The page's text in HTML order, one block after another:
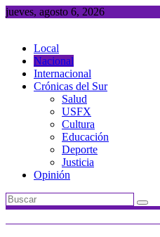
Saltar
jueves, agosto 6, 2026
Local
Nacional
Internacional
Crónicas del Sur
Salud
USFX
Cultura
Educación
Deporte
Justicia
Opinión